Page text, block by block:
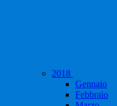
2018
Gennaio
Febbraio